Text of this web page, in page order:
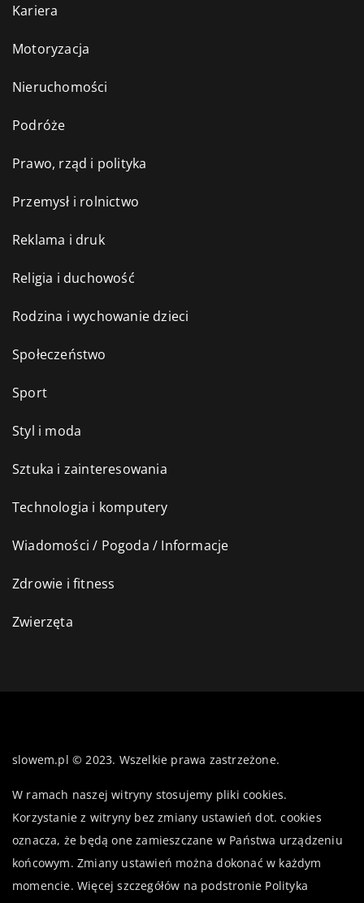
Kariera
Motoryzacja
Nieruchomości
Podróże
Prawo, rząd i polityka
Przemysł i rolnictwo
Reklama i druk
Religia i duchowość
Rodzina i wychowanie dzieci
Społeczeństwo
Sport
Styl i moda
Sztuka i zainteresowania
Technologia i komputery
Wiadomości / Pogoda / Informacje
Zdrowie i fitness
Zwierzęta
slowem.pl © 2023. Wszelkie prawa zastrzeżone.
W ramach naszej witryny stosujemy pliki cookies.
Korzystanie z witryny bez zmiany ustawień dot. cookies
oznacza, że będą one zamieszczane w Państwa urządzeniu
końcowym. Zmiany ustawień można dokonać w każdym
momencie. Więcej szczegółów na podstronie Polityka